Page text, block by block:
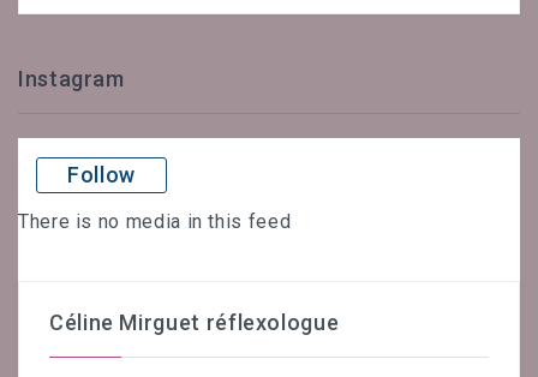
Instagram
Follow
There is no media in this feed
Céline Mirguet réflexologue